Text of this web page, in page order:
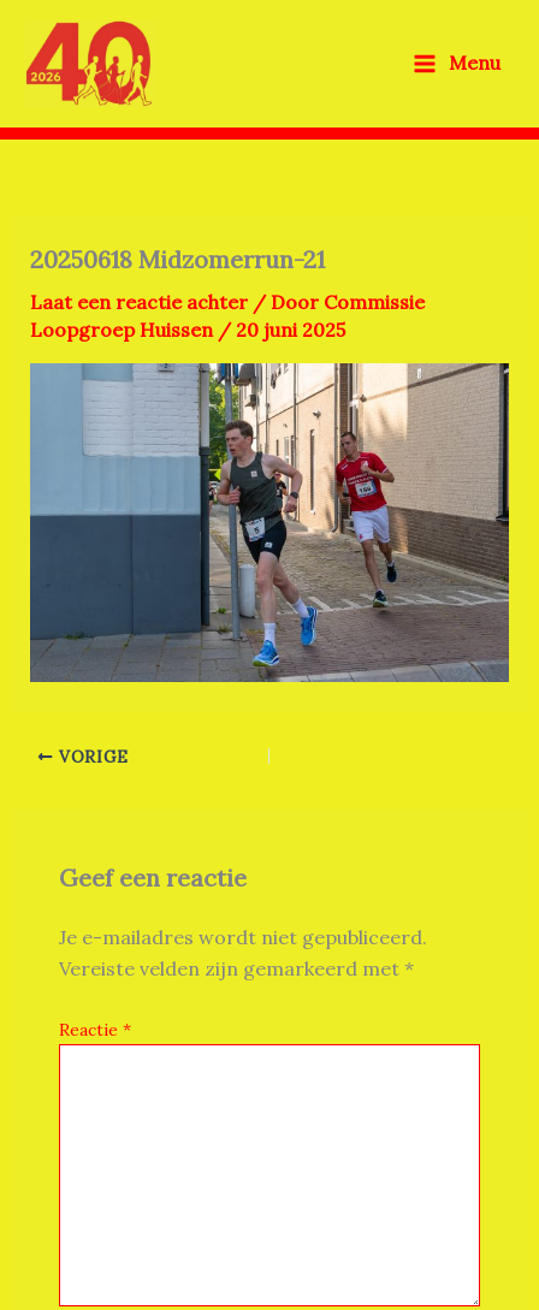
naar
Menu
20250618 Midzomerrun-21
Laat een reactie achter / Door Commissie
Loopgroep Huissen / 20 juni 2025
VORIGE
Geef een reactie
Je e-mailadres wordt niet gepubliceerd.
Vereiste velden zijn gemarkeerd met *
Reactie *